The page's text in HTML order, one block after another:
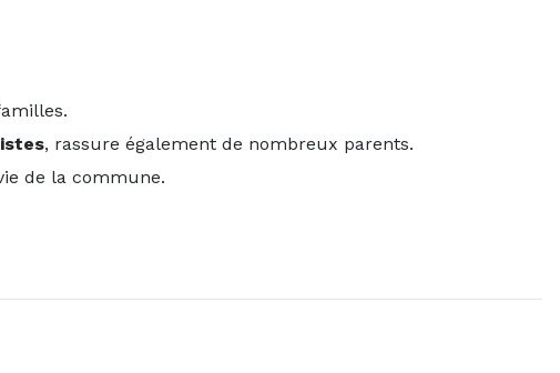
, rassure également de nombreux parents.
de la commune.